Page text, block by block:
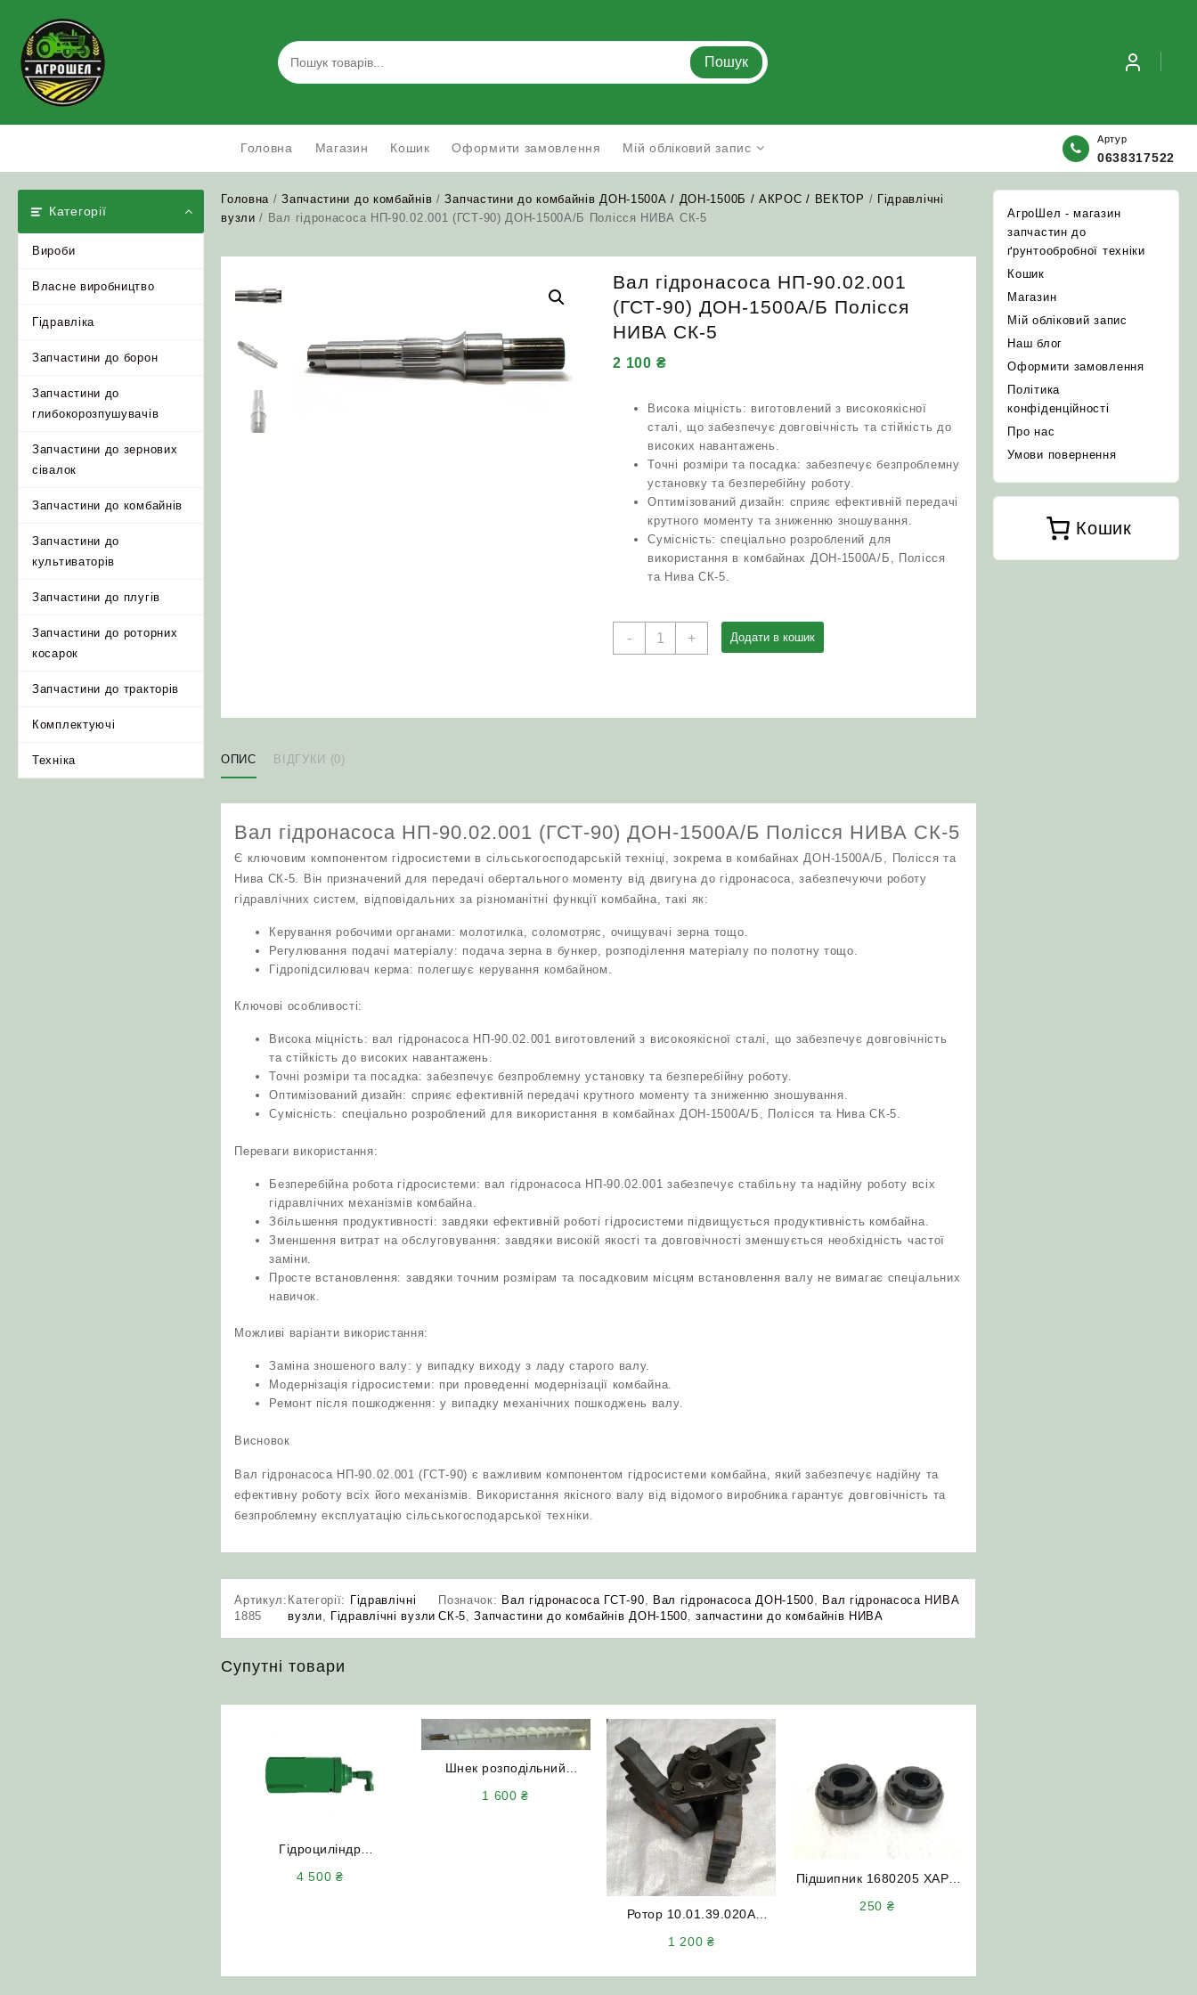
content
Пошук
Головна Магазин Кошик Оформити замовлення Мій обліковий запис
Артур
0638317522
Категорії
Вироби
Власне виробництво
Гідравліка
Запчастини до борон
Запчастини до
глибокорозпушувачів
Запчастини до зернових
сівалок
Запчастини до комбайнів
Запчастини до
культиваторів
Запчастини до плугів
Запчастини до роторних
косарок
Запчастини до тракторів
Комплектуючі
Техніка
Головна /Запчастини до комбайнів /Запчастини до комбайнів ДОН-1500А / ДОН-1500Б / АКРОС / ВЕКТОР / Гідравлічні
вузли / Вал гідронасоса НП-90.02.001 (ГСТ-90) ДОН-1500А/Б Полісся НИВА СК-5
Вал гідронасоса НП-90.02.001
(ГСТ-90) ДОН-1500А/Б Полісся
НИВА СК-5
2 100 ₴
Висока міцність: виготовлений з високоякісної
сталі, що забезпечує довговічність та стійкість до
високих навантажень.
Точні розміри та посадка: забезпечує безпроблемну
установку та безперебійну роботу.
Оптимізований дизайн: сприяє ефективній передачі
крутного моменту та зниженню зношування.
Сумісність: спеціально розроблений для
використання в комбайнах ДОН-1500А/Б, Полісся
та Нива СК-5.
-
Вал
+ Додати в кошик
ОПИС ВІДГУКИ (0)
Вал гідронасоса НП-90.02.001 (ГСТ-90) ДОН-1500А/Б Полісся НИВА СК-5
Є ключовим компонентом гідросистеми в сільськогосподарській техніці, зокрема в комбайнах ДОН-1500А/Б, Полісся та
Нива СК-5. Він призначений для передачі обертального моменту від двигуна до гідронасоса, забезпечуючи роботу
гідравлічних систем, відповідальних за різноманітні функції комбайна, такі як:
Керування робочими органами: молотилка, соломотряс, очищувачі зерна тощо.
Регулювання подачі матеріалу: подача зерна в бункер, розподілення матеріалу по полотну тощо.
Гідропідсилювач керма: полегшує керування комбайном.
Ключові особливості:
Висока міцність: вал гідронасоса НП-90.02.001 виготовлений з високоякісної сталі, що забезпечує довговічність
та стійкість до високих навантажень.
Точні розміри та посадка: забезпечує безпроблемну установку та безперебійну роботу.
Оптимізований дизайн: сприяє ефективній передачі крутного моменту та зниженню зношування.
Сумісність: спеціально розроблений для використання в комбайнах ДОН-1500А/Б, Полісся та Нива СК-5.
Переваги використання:
Безперебійна робота гідросистеми: вал гідронасоса НП-90.02.001 забезпечує стабільну та надійну роботу всіх
гідравлічних механізмів комбайна.
Збільшення продуктивності: завдяки ефективній роботі гідросистеми підвищується продуктивність комбайна.
Зменшення витрат на обслуговування: завдяки високій якості та довговічності зменшується необхідність частої
заміни.
Просте встановлення: завдяки точним розмірам та посадковим місцям встановлення валу не вимагає спеціальних
навичок.
Можливі варіанти використання:
Заміна зношеного валу: у випадку виходу з ладу старого валу.
Модернізація гідросистеми: при проведенні модернізації комбайна.
Ремонт після пошкодження: у випадку механічних пошкоджень валу.
Висновок
Вал гідронасоса НП-90.02.001 (ГСТ-90) є важливим компонентом гідросистеми комбайна, який забезпечує надійну та
ефективну роботу всіх його механізмів. Використання якісного валу від відомого виробника гарантує довговічність та
безпроблемну експлуатацію сільськогосподарської техніки.
Артикул:
1885
Категорії: Гідравлічні
вузли
Гідравлічні вузли
Позначок: Вал гідронасоса ГСТ-90 Вал гідронасоса ДОН-1500
Вал гідронасоса НИВА
СК-5 ,Запчастини до комбайнів ДОН-1500 ,запчастини до комбайнів НИВА
Супутні товари
Гідроциліндр
4 500 ₴
Шнек розподільний
ДОН-1500
1 600₴
Ротор 10.01.39.020А
ДОН-1500
1 200 ₴
Підшипник 1680205 ХАРП
250 ₴
АгроШел - магазин
запчастин до
ґрунтообробної техніки
Кошик
Магазин
Мій обліковий запис
Наш блог
Оформити замовлення
Політика
конфіденційності
Про нас
Умови повернення
Кошик